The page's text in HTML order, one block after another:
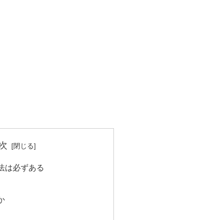
は必ずある